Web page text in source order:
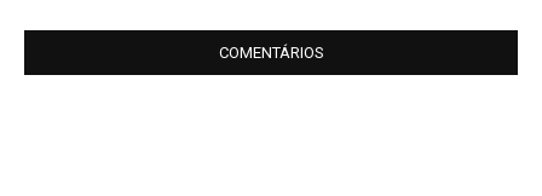
COMENTÁRIOS